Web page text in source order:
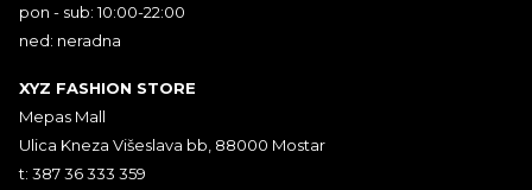
pon - sub: 10:00-22:00
ned: neradna
XYZ FASHION STORE
Mepas Mall
Ulica Kneza Višeslava bb, 88000 Mostar
t: 387 36 333 359